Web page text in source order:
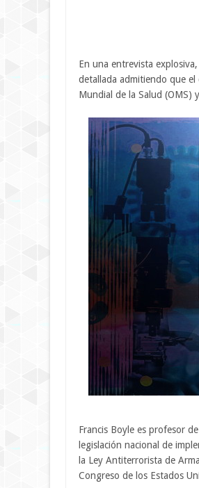
En una entrevista
detallada admitiendo que
Mundial de la Salud (OMS)
Francis Boyle es profesor
legislación nacional de
la Ley Antiterrorista de
Congreso de los Estados